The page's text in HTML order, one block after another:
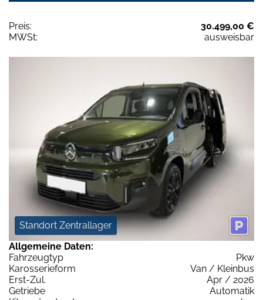
Preis:
30.499,00 €
MWSt:
ausweisbar
Standort Zentrallager
Allgemeine Daten:
Fahrzeugtyp
Pkw
Karosserieform
Van / Kleinbus
Erst-Zul.
Apr / 2026
Getriebe
Automatik